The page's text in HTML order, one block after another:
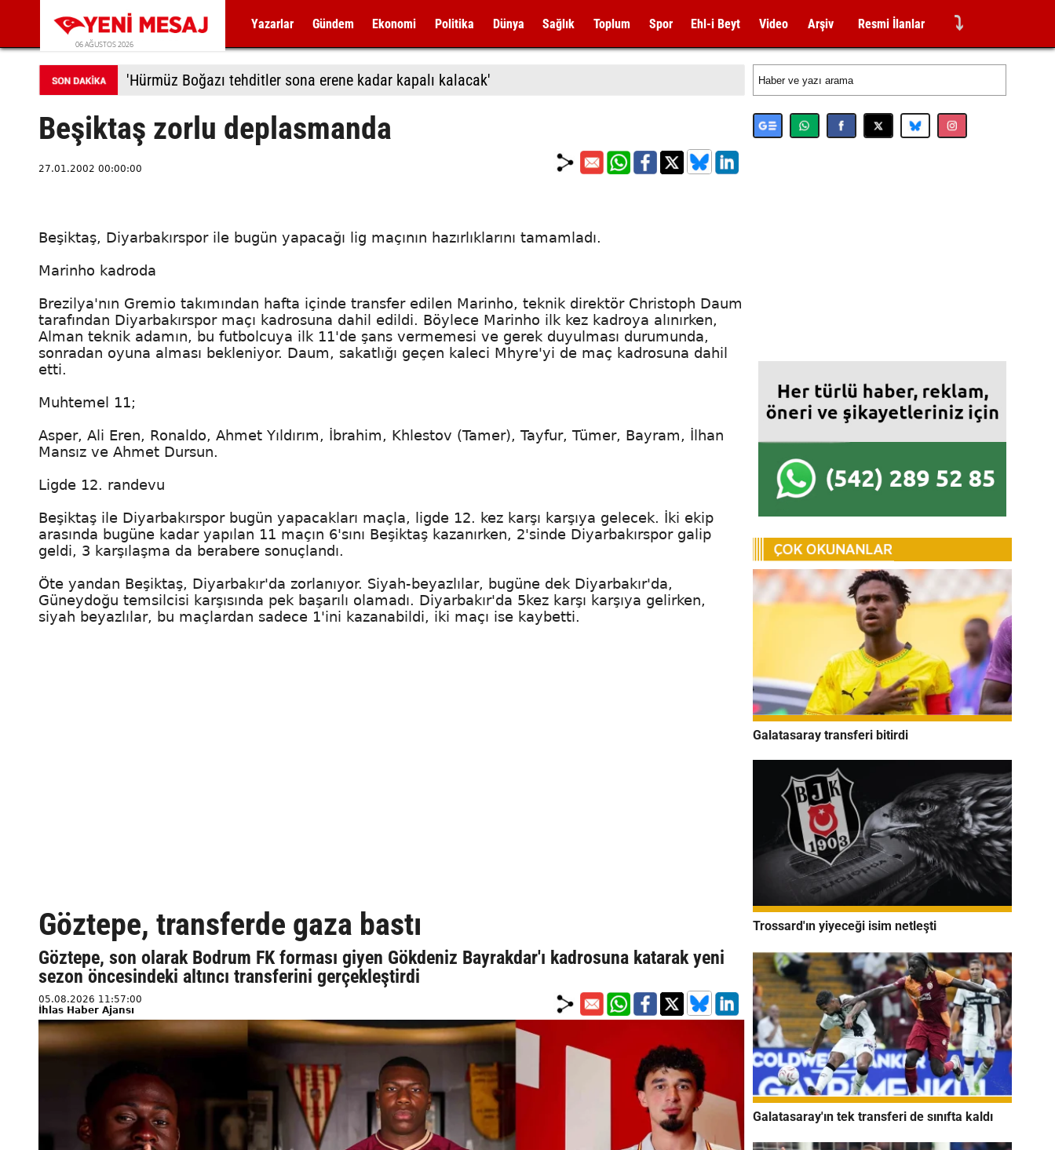
06 AĞUSTOS 2026
Yazarlar Gündem Ekonomi Politika Dünya Sağlık Toplum Spor Ehl-i Beyt Video Arşiv Resmi İlanlar ⤵
'Hürmüz Boğazı tehditler sona erene kadar kapalı kalacak'
Beşiktaş zorlu deplasmanda
27.01.2002 00:00:00
Beşiktaş, Diyarbakırspor ile bugün yapacağı lig maçının hazırlıklarını tamamladı.
Marinho kadroda
Brezilya'nın Gremio takımından hafta içinde transfer edilen Marinho, teknik direktör Christoph Daum
tarafından Diyarbakırspor maçı kadrosuna dahil edildi. Böylece Marinho ilk kez kadroya alınırken,
Alman teknik adamın, bu futbolcuya ilk 11'de şans vermemesi ve gerek duyulması durumunda,
sonradan oyuna alması bekleniyor. Daum, sakatlığı geçen kaleci Mhyre'yi de maç kadrosuna dahil
etti.
Muhtemel 11;
Asper, Ali Eren, Ronaldo, Ahmet Yıldırım, İbrahim, Khlestov (Tamer), Tayfur, Tümer, Bayram, İlhan
Mansız ve Ahmet Dursun.
Ligde 12. randevu
Beşiktaş ile Diyarbakırspor bugün yapacakları maçla, ligde 12. kez karşı karşıya gelecek. İki ekip
arasında bugüne kadar yapılan 11 maçın 6'sını Beşiktaş kazanırken, 2'sinde Diyarbakırspor galip
geldi, 3 karşılaşma da berabere sonuçlandı.
Öte yandan Beşiktaş, Diyarbakır'da zorlanıyor. Siyah-beyazlılar, bugüne dek Diyarbakır'da,
Güneydoğu temsilcisi karşısında pek başarılı olamadı. Diyarbakır'da 5kez karşı karşıya gelirken,
siyah beyazlılar, bu maçlardan sadece 1'ini kazanabildi, iki maçı ise kaybetti.
Göztepe, transferde gaza bastı
Göztepe, son olarak Bodrum FK forması giyen Gökdeniz Bayrakdar'ı kadrosuna katarak yeni
sezon öncesindeki altıncı transferini gerçekleştirdi
05.08.2026 11:57:00
İhlas Haber Ajansı
Galatasaray transferi bitirdi
Trossard'ın yiyeceği isim netleşti
Galatasaray'ın tek transferi de sınıfta kaldı